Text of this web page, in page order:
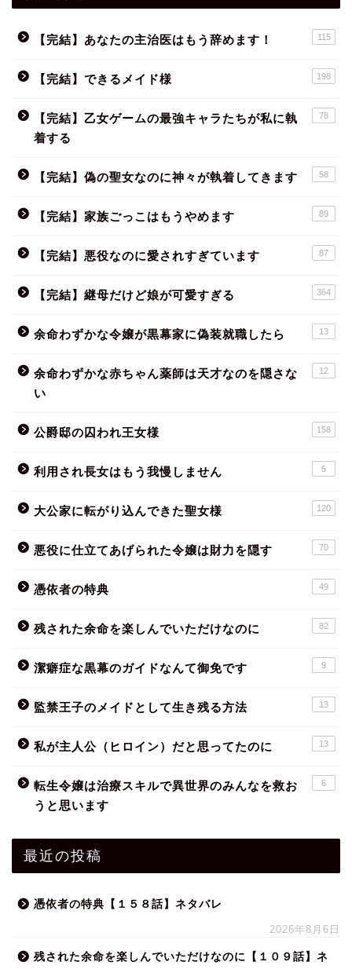
【完結】あなたの主治医はもう辞めます！ 115
【完結】できるメイド様 198
【完結】乙女ゲームの最強キャラたちが私に執
着する
78
【完結】偽の聖女なのに神々が執着してきます 58
【完結】家族ごっこはもうやめます 89
【完結】悪役なのに愛されすぎています 87
【完結】継母だけど娘が可愛すぎる 364
余命わずかな令嬢が黒幕家に偽装就職したら 13
余命わずかな赤ちゃん薬師は天才なのを隠さな
い
12
公爵邸の囚われ王女様 158
利用され長女はもう我慢しません 5
大公家に転がり込んできた聖女様 120
悪役に仕立てあげられた令嬢は財力を隠す 70
憑依者の特典 49
残された余命を楽しんでいただけなのに 82
潔癖症な黒幕のガイドなんて御免です 9
監禁王子のメイドとして生き残る方法 13
私が主人公（ヒロイン）だと思ってたのに 13
転生令嬢は治療スキルで異世界のみんなを救お
うと思います
6
最近の投稿
憑依者の特典【１５８話】ネタバレ
2026年8月6日
残された余命を楽しんでいただけなのに【１０９話】ネ